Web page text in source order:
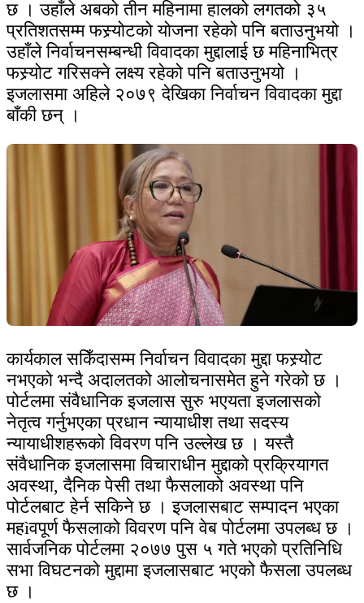
छ । उहाँले अबको तीन महिनामा हालको लगतको ३५
प्रतिशतसम्म फस्र्योटको योजना रहेको पनि बताउनुभयो ।
उहाँले निर्वाचनसम्बन्धी विवादका मुद्दालाई छ महिनाभित्र
फस्र्योट गरिसक्ने लक्ष्य रहेको पनि बताउनुभयो ।
इजलासमा अहिले २०७९ देखिका निर्वाचन विवादका मुद्दा
बाँकी छन् ।
कार्यकाल सकिँदासम्म निर्वाचन विवादका मुद्दा फस्र्योट
नभएको भन्दै अदालतको आलोचनासमेत हुने गरेको छ ।
पोर्टलमा संवैधानिक इजलास सुरु भएयता इजलासको
नेतृत्व गर्नुभएका प्रधान न्यायाधीश तथा सदस्य
न्यायाधीशहरूको विवरण पनि उल्लेख छ । यस्तै
संवैधानिक इजलासमा विचाराधीन मुद्दाको प्रक्रियागत
अवस्था, दैनिक पेसी तथा फैसलाको अवस्था पनि
पोर्टलबाट हेर्न सकिने छ । इजलासबाट सम्पादन भएका
महìवपूर्ण फैसलाको विवरण पनि वेब पोर्टलमा उपलब्ध छ ।
सार्वजनिक पोर्टलमा २०७७ पुस ५ गते भएको प्रतिनिधि
सभा विघटनको मुद्दामा इजलासबाट भएको फैसला उपलब्ध
छ ।